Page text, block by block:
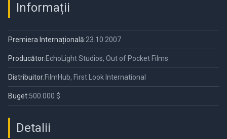
Informații
Premiera Internațională:23.10.2007
Producător:EchoLight Studios, Out of Pocket Films
Distribuitor:FilmHub, First Look International
Buget:500.000 $
Detalii